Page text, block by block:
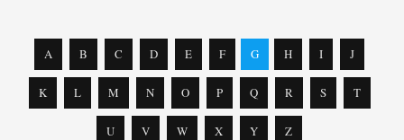
A B C D E F G H I J
K L M N O P Q R S T
U V W X Y Z